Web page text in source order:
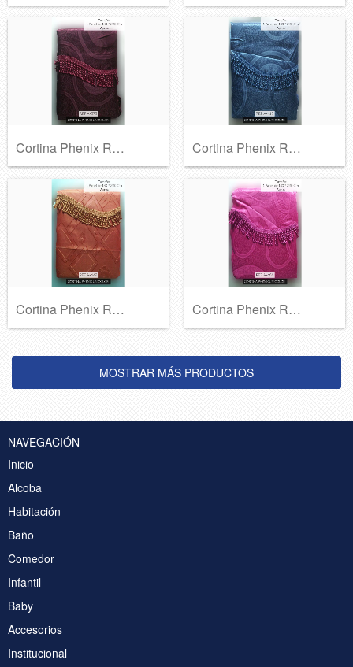
Cortina Phenix Ref A-373 Cortina Phenix Ref A-415
Cortina Phenix Ref A-442 Cortina Phenix Ref A-466
MOSTRAR MÁS PRODUCTOS
NAVEGACIÓN
Inicio
Alcoba
Habitación
Baño
Comedor
Infantil
Baby
Accesorios
Institucional